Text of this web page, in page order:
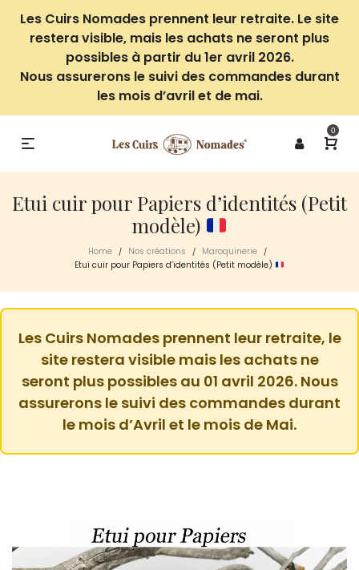
Les Cuirs Nomades prennent leur retraite. Le site
restera visible, mais les achats ne seront plus
possibles à partir du 1er avril 2026.
Nous assurerons le suivi des commandes durant
les mois d’avril et de mai.
0
Etui cuir pour Papiers d’identités (Petit
modèle)
Home / Nos créations / Maroquinerie /
Etui cuir pour Papiers d’identités (Petit modèle)
Les Cuirs Nomades prennent leur retraite, le
site restera visible mais les achats ne
seront plus possibles au 01 avril 2026. Nous
assurerons le suivi des commandes durant
le mois d’Avril et le mois de Mai.